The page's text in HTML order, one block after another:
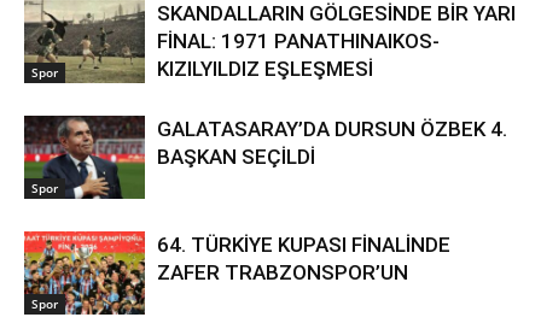
Spor
SKANDALLARIN GÖLGESİNDE BİR YARI
FİNAL: 1971 PANATHINAIKOS-
KIZILYILDIZ EŞLEŞMESİ
Spor
GALATASARAY’DA DURSUN ÖZBEK 4.
BAŞKAN SEÇİLDİ
Spor
64. TÜRKİYE KUPASI FİNALİNDE
ZAFER TRABZONSPOR’UN